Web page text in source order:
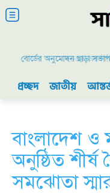
বোর্ডের অনুমোদন ছাড়া
২০০৯ এর
প্রচ্ছদ জাতীয়
বাংলাদেশ ও
অনুষ্ঠিত শীর্ষ
সমঝোতা